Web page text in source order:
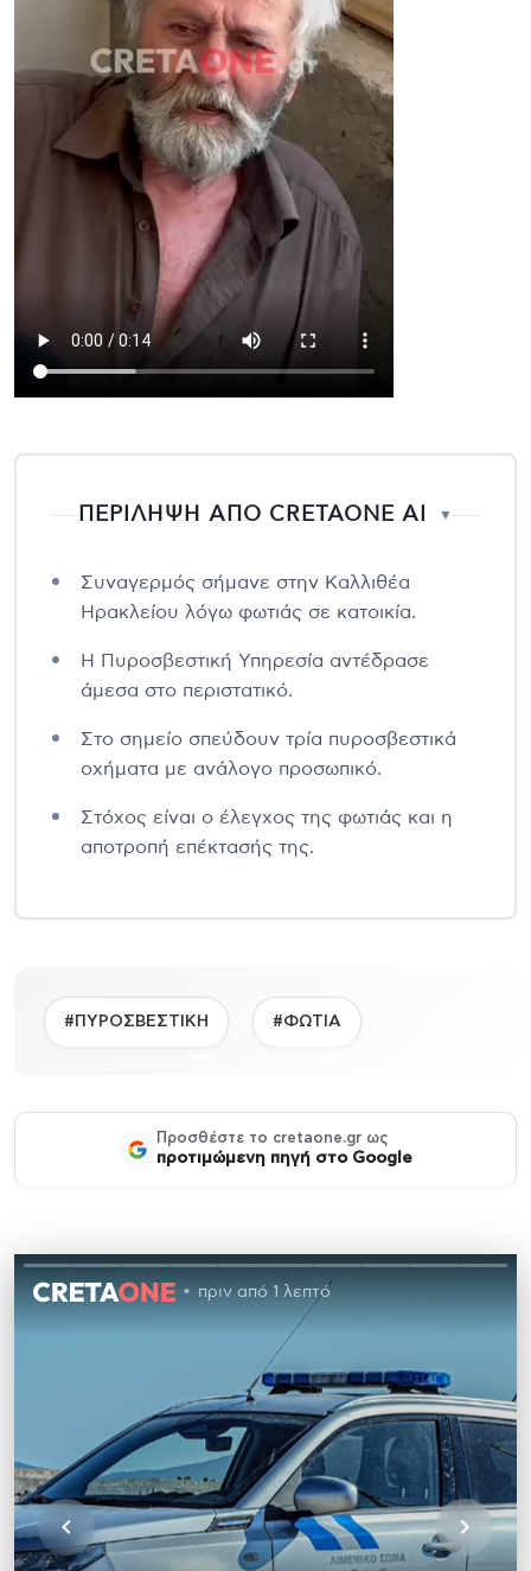
ΠΕΡΙΛΗΨΗ ΑΠΟ CRETAONE AI ▼
Συναγερμός σήμανε στην Καλλιθέα
Ηρακλείου λόγω φωτιάς σε κατοικία.
Η Πυροσβεστική Υπηρεσία αντέδρασε
άμεσα στο περιστατικό.
Στο σημείο σπεύδουν τρία πυροσβεστικά
οχήματα με ανάλογο προσωπικό.
Στόχος είναι ο έλεγχος της φωτιάς και η
αποτροπή επέκτασής της.
#ΠΥΡΟΣΒΕΣΤΙΚΗ #ΦΩΤΙΑ
Προσθέστε το cretaone.gr ως
προτιμώμενη πηγή στο Google
πριν από 1 λεπτό